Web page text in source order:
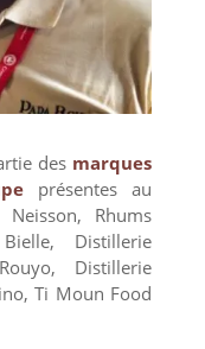
des marques
présentes au
Rhums
Distillerie
Distillerie
Ti Moun Food